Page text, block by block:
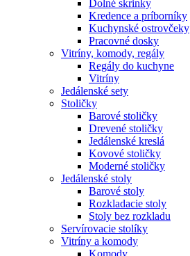
Dolné skrinky
Kredence a príborníky
Kuchynské ostrovčeky
Pracovné dosky
Vitríny, komody, regály
Regály do kuchyne
Vitríny
Jedálenské sety
Stoličky
Barové stoličky
Drevené stoličky
Jedálenské kreslá
Kovové stoličky
Moderné stoličky
Jedálenské stoly
Barové stoly
Rozkladacie stoly
Stoly bez rozkladu
Servírovacie stolíky
Vitríny a komody
Komody